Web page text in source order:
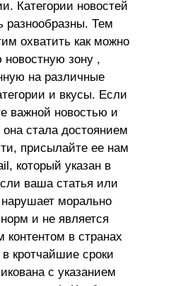
Категории новостей
разнообразны. Тем
охватить как можно
зону ,
на различные
и вкусы. Если
важной новостью и
стала достоянием
присылайте ее нам
который указан в
ваша статья или
нарушает морально
и не является
в странах
кротчайшие сроки
с указанием